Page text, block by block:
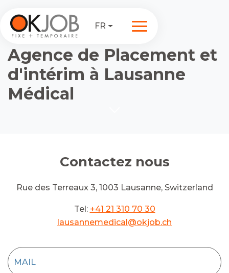
FR
Agence de Placement et
d'intérim à Lausanne
Médical
Contactez nous
Rue des Terreaux 3, 1003 Lausanne, Switzerland
Tel: +41 21 310 70 30
lausannemedical@okjob.ch